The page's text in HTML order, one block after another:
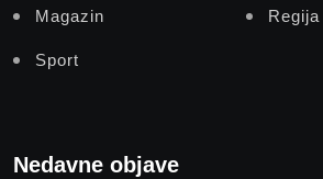
Magazin Regija
Sport
Nedavne objave